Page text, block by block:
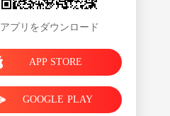
アプリをダウンロード
APP STORE
GOOGLE PLAY